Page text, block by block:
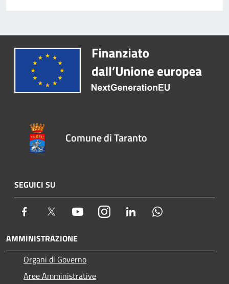
Comune di Taranto
SEGUICI SU
Facebook Twitter YoutubeInstagram LinkedIn
AMMINISTRAZIONE
Organi di Governo
Aree Amministrative